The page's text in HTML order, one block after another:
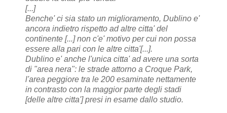
[...]
Benche' ci sia stato un miglioramento, Dublino e'
ancora indietro rispetto ad altre citta' del
continente [...] non c'e' motivo per cui non possa
essere alla pari con le altre citta'[...].
Dublino e' anche l'unica citta' ad avere una sorta
di "area nera": le strade attorno a Croque Park,
l'area peggiore tra le 200 esaminate nettamente
in contrasto con la maggior parte degli stadi
[delle altre citta'] presi in esame dallo studio.